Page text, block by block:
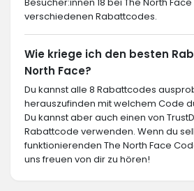
verschiedenen Rabattcodes.
Wie kriege ich den besten
North Face?
Du kannst alle 8 Rabattcodes
herauszufinden mit welchem Code
Du kannst aber auch einen von
Rabattcode verwenden. Wenn du
funktionierenden The North Face
uns freuen von dir zu hören!